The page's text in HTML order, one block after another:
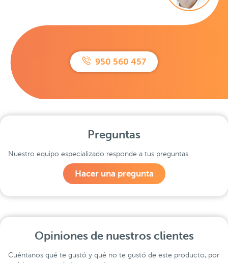
950 560 457
Preguntas
Nuestro equipo especializado responde a tus preguntas
Hacer una pregunta
Opiniones de nuestros clientes
Cuéntanos qué te gustó y qué no te gustó de este producto, por